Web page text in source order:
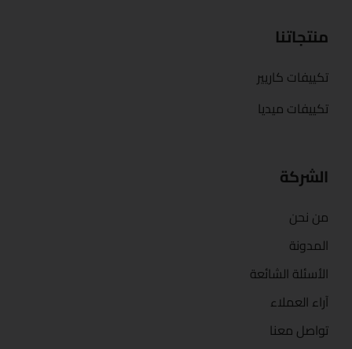
منتجاتنا
تكييفات كاريير
تكييفات ميديا
الشركة
من نحن
المدونة
الأسئلة الشائعة
آراء العملاء
تواصل معنا